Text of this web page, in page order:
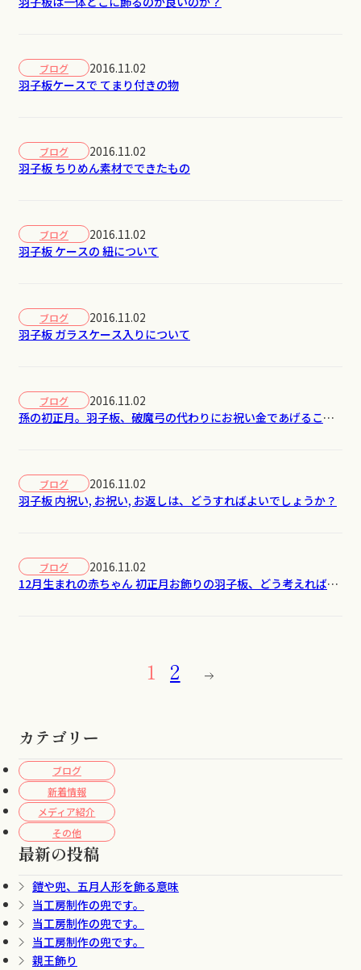
カテゴリー
ブログ
新着情報
メディア紹介
その他
最新の投稿
鎧や兜、五月人形を飾る意味
当工房制作の兜です。
当工房制作の兜です。
当工房制作の兜です。
親王飾り
ブログ
2016.11.02
羽子板ケースで てまり付きの物
ブログ
2016.11.02
羽子板 ちりめん素材でできたもの
ブログ
2016.11.02
羽子板 ケースの 紐について
ブログ
2016.11.02
羽子板 ガラスケース入りについて
ブログ
2016.11.02
孫の初正月。羽子板、破魔弓の代わりにお祝い金であげること
ブログ
2016.11.02
羽子板 内祝い, お祝い, お返しは、どうすればよいでしょうか？
ブログ
2016.11.02
12月生まれの赤ちゃん 初正月お飾りの羽子板、どう考えればよ
1 2